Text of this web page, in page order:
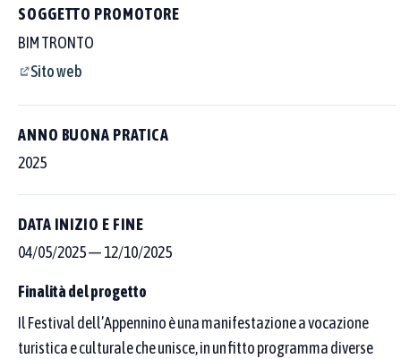
Cerca tra le 250 buone pratiche censite
SOGGETTO PROMOTORE
BIM TRONTO
Sito web
ANNO BUONA PRATICA
2025
DATA INIZIO E FINE
04/05/2025—12/10/2025
Finalità del progetto
Il Festival dell’Appennino è una manifestazione a vocazione
turistica e culturale che unisce, in un fitto programma diverse